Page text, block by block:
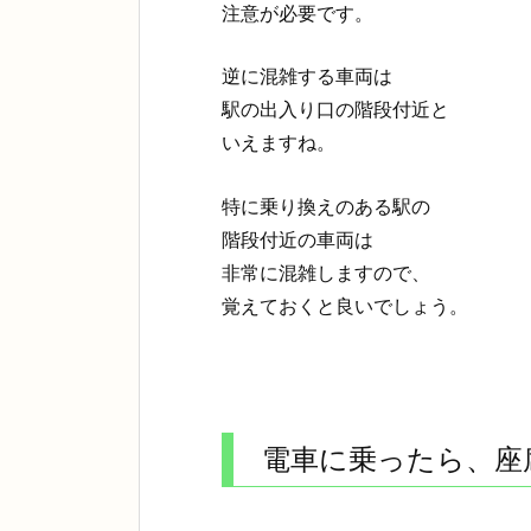
注意が必要です。
逆に混雑する車両は
駅の出入り口の階段付近と
いえますね。
特に乗り換えのある駅の
階段付近の車両は
非常に混雑しますので、
覚えておくと良いでしょう。
電車に乗ったら、座